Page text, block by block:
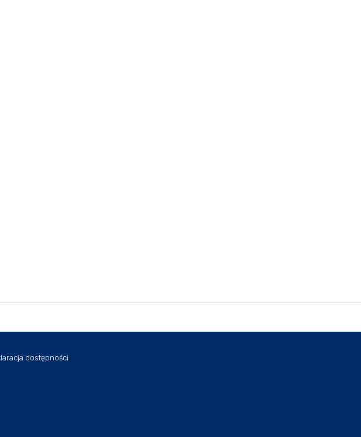
dostępności